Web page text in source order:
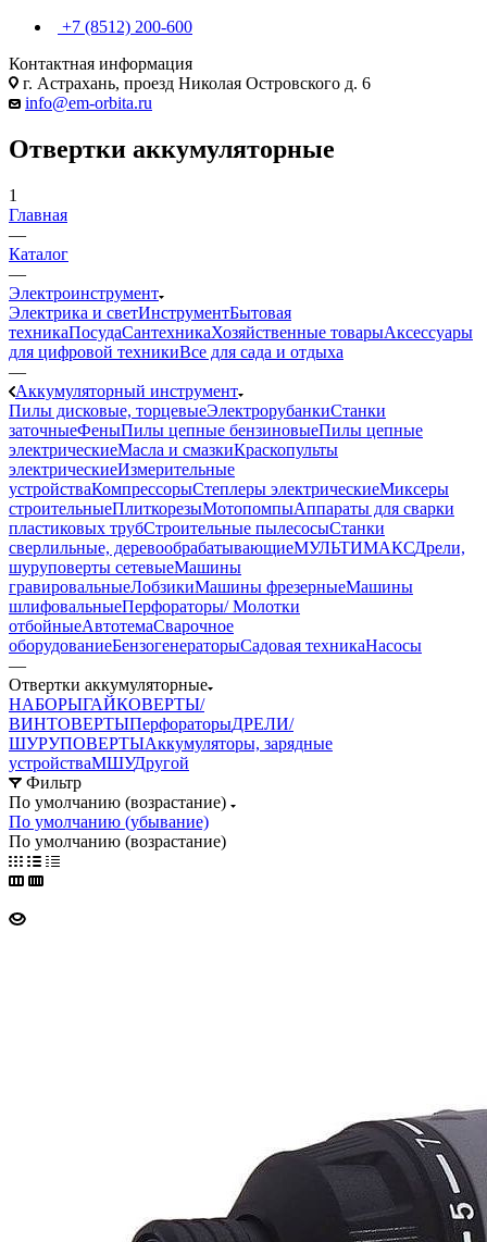
+7 (8512) 200-600
Контактная информация
г. Астрахань, проезд Николая Островского д. 6
info@em-orbita.ru
Отвертки аккумуляторные
1
Главная
—
Каталог
—
Электроинструмент
Электрика и светИнструментБытовая
техникаПосудаСантехникаХозяйственные товарыАксессуары
для цифровой техникиВсе для сада и отдыха
—
Аккумуляторный инструмент
Пилы дисковые, торцевыеЭлектрорубанкиСтанки
заточныеФеныПилы цепные бензиновыеПилы цепные
электрическиеМасла и смазкиКраскопульты
электрическиеИзмерительные
устройстваКомпрессорыСтеплеры электрическиеМиксеры
строительныеПлиткорезыМотопомпыАппараты для сварки
пластиковых трубСтроительные пылесосыСтанки
сверлильные, деревообрабатывающиеМУЛЬТИМАКСДрели,
шуруповерты сетевыеМашины
гравировальныеЛобзикиМашины фрезерныеМашины
шлифовальныеПерфораторы/ Молотки
отбойныеАвтотемаСварочное
оборудованиеБензогенераторыСадовая техникаНасосы
—
Отвертки аккумуляторные
НАБОРЫГАЙКОВЕРТЫ/
ВИНТОВЕРТЫПерфораторыДРЕЛИ/
ШУРУПОВЕРТЫАккумуляторы, зарядные
устройстваМШУДругой
Фильтр
По умолчанию (возрастание)
По умолчанию (убывание)
По умолчанию (возрастание)